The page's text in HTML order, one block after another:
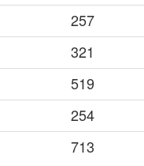
257
321
519
254
713